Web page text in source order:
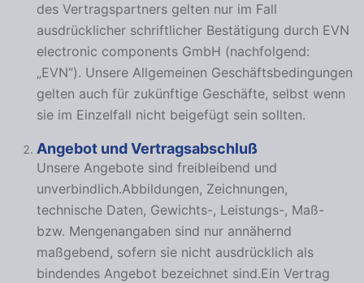
des Vertragspartners gelten nur im Fall
ausdrücklicher schriftlicher Bestätigung durch EVN
electronic components GmbH (nachfolgend:
„EVN“). Unsere Allgemeinen Geschäftsbedingungen
gelten auch für zukünftige Geschäfte, selbst wenn
sie im Einzelfall nicht beigefügt sein sollten.
Angebot und Vertragsabschluß
Unsere Angebote sind freibleibend und
unverbindlich.Abbildungen, Zeichnungen,
technische Daten, Gewichts-, Leistungs-, Maß-
bzw. Mengenangaben sind nur annähernd
maßgebend, sofern sie nicht ausdrücklich als
bindendes Angebot bezeichnet sind.Ein Vertrag